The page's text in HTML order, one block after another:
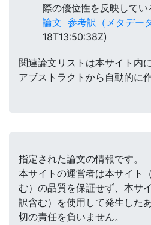
際の優位性を反映してい
論文 参考訳（メタデータ
18T13:50:38Z)
関連論文リストは本サイト内
アブストラクトから自動的に
指定された論文の情報です。
本サイトの運営者は本サイト
む）の品質を保証せず、本サ
訳含む）を使用して発生した
切の責任を負いません。